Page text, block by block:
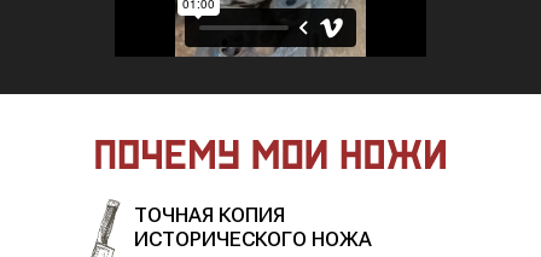
ТОЧНАЯ КОПИЯ
ИСТОРИЧЕСКОГО НОЖА